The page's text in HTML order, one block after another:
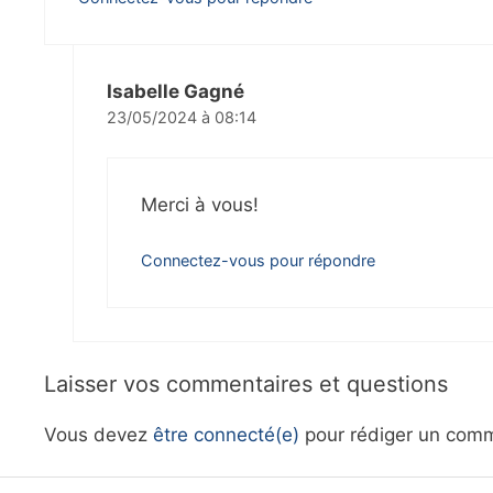
Isabelle Gagné
23/05/2024 à 08:14
Merci à vous!
Connectez-vous pour répondre
Laisser vos commentaires et questions
Vous devez être connecté(e) pour rédiger un